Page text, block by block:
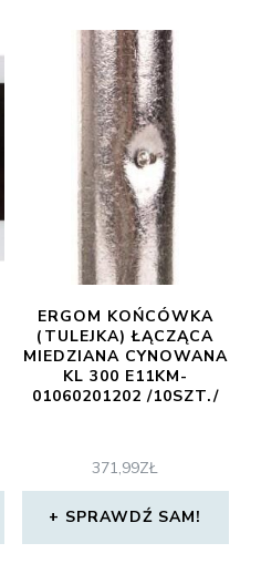
ERGOM KOŃCÓWKA
(TULEJKA) ŁĄCZĄCA
MIEDZIANA CYNOWANA
KL 300 E11KM-
01060201202 /10SZT./
371,99ZŁ
SPRAWDŹ SAM!